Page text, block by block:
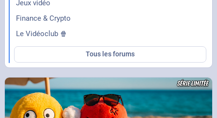
Jeux vidéo
Finance & Crypto
Le Vidéoclub 🍿
Tous les forums